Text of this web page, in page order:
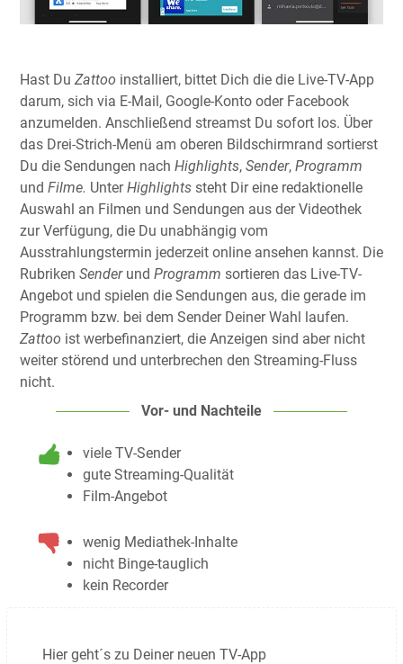
Hast Du Zattoo installiert, bittet Dich die die Live-TV-App
darum, sich via E-Mail, Google-Konto oder Facebook
anzumelden. Anschließend streamst Du sofort los. Über
das Drei-Strich-Menü am oberen Bildschirmrand sortierst
Du die Sendungen nach Highlights, Sender, Programm
und Filme. UnterHighlights steht Dir eine redaktionelle
Auswahl an Filmen und Sendungen aus der Videothek
zur Verfügung, die Du unabhängig vom
Ausstrahlungstermin jederzeit online ansehen kannst. Die
Rubriken Senderund Programm sortieren das Live-TV-
Angebot und spielen die Sendungen aus, die gerade im
Programm bzw. bei dem Sender Deiner Wahl laufen.
Zattoo ist werbefinanziert, die Anzeigen sind aber nicht
weiter störend und unterbrechen den Streaming-Fluss
nicht.
Vor- und Nachteile
viele TV-Sender
gute Streaming-Qualität
Film-Angebot
wenig Mediathek-Inhalte
nicht Binge-tauglich
kein Recorder
Hier geht´s zu Deiner neuen TV-App